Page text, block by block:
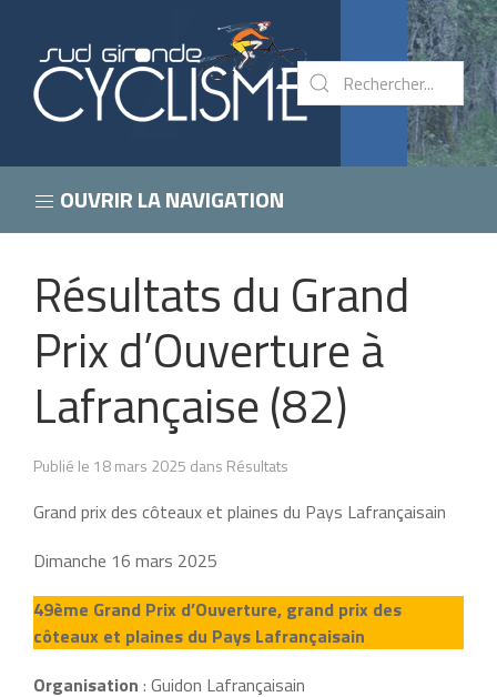
OUVRIR LA NAVIGATION
Résultats du Grand
Prix d’Ouverture à
Lafrançaise (82)
Publié le 18 mars 2025 dans Résultats
Grand prix des côteaux et plaines du Pays Lafrançaisain
Dimanche 16 mars 2025
49ème Grand Prix d’Ouverture, grand prix des
côteaux et plaines du Pays Lafrançaisain
Organisation : Guidon Lafrançaisain